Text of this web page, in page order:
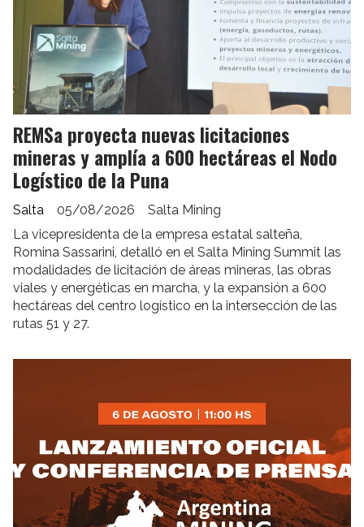
REMSa proyecta nuevas licitaciones
mineras y amplía a 600 hectáreas el Nodo
Logístico de la Puna
Salta Mining
Salta
05/08/2026
La vicepresidenta de la empresa estatal salteña,
Romina Sassarini, detalló en el Salta Mining Summit las
modalidades de licitación de áreas mineras, las obras
viales y energéticas en marcha, y la expansión a 600
hectáreas del centro logístico en la intersección de las
rutas 51 y 27.